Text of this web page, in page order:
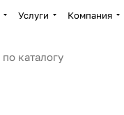
Услуги Компания